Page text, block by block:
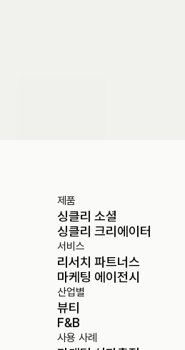
제품
싱클리 크리에이터
싱클리 소셜
산업별
뷰티
F&B
사용 사례
서비스
리서치 파트너스
마케팅 에이전시